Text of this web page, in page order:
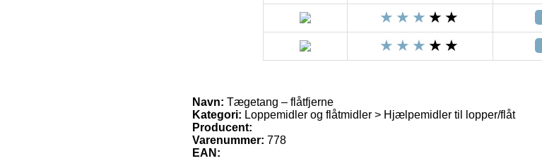
Navn: Tægetang – flåtfjerne
Kategori: Loppemidler og flåtmidler > Hjælpemidler til lopper/flåt
Producent:
Varenummer: 778
EAN: